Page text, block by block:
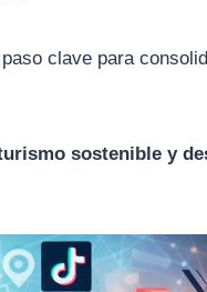
clave para
sostenible y